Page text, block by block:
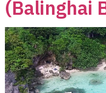
(Balinghai